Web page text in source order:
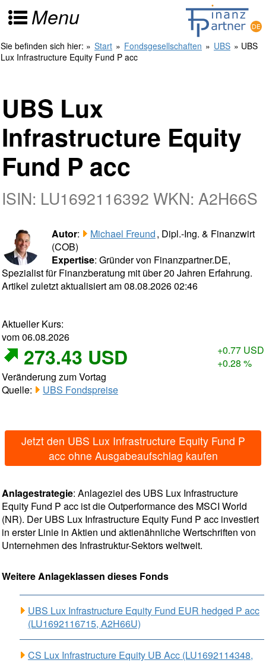
Menu
Sie befinden sich hier: » Start » Fondsgesellschaften » UBS » UBS
Lux Infrastructure Equity Fund P acc
UBS Lux
Infrastructure Equity
Fund P acc
ISIN: LU1692116392 WKN: A2H66S
Autor: Michael Freund, Dipl.-Ing. & Finanzwirt
(COB)
Expertise: Gründer von Finanzpartner.DE,
Spezialist für Finanzberatung mit über 20 Jahren Erfahrung.
Artikel zuletzt aktualisiert am 08.08.2026 02:46
Aktueller Kurs:
vom 06.08.2026
273.43 USD
+0.77 USD
+0.28 %
Veränderung zum Vortag
Quelle:
UBS Fondspreise
Jetzt den UBS Lux Infrastructure Equity Fund P
acc ohne Ausgabeaufschlag kaufen
Anlagestrategie: Anlageziel des UBS Lux Infrastructure
Equity Fund P acc ist die Outperformance des MSCI World
(NR). Der UBS Lux Infrastructure Equity Fund P acc investiert
in erster Linie in Aktien und aktienähnliche Wertschriften von
Unternehmen des Infrastruktur-Sektors weltweit.
Weitere Anlageklassen dieses Fonds
UBS Lux Infrastructure Equity Fund EUR hedged P acc
(LU1692116715, A2H66U)
CS Lux Infrastructure Equity UB Acc (LU1692114348,